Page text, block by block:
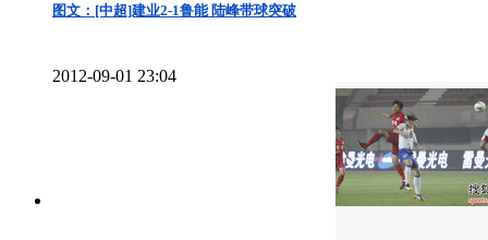
图文：[中超]建业2-1鲁能 陆峰带球突破
2012-09-01 23:04